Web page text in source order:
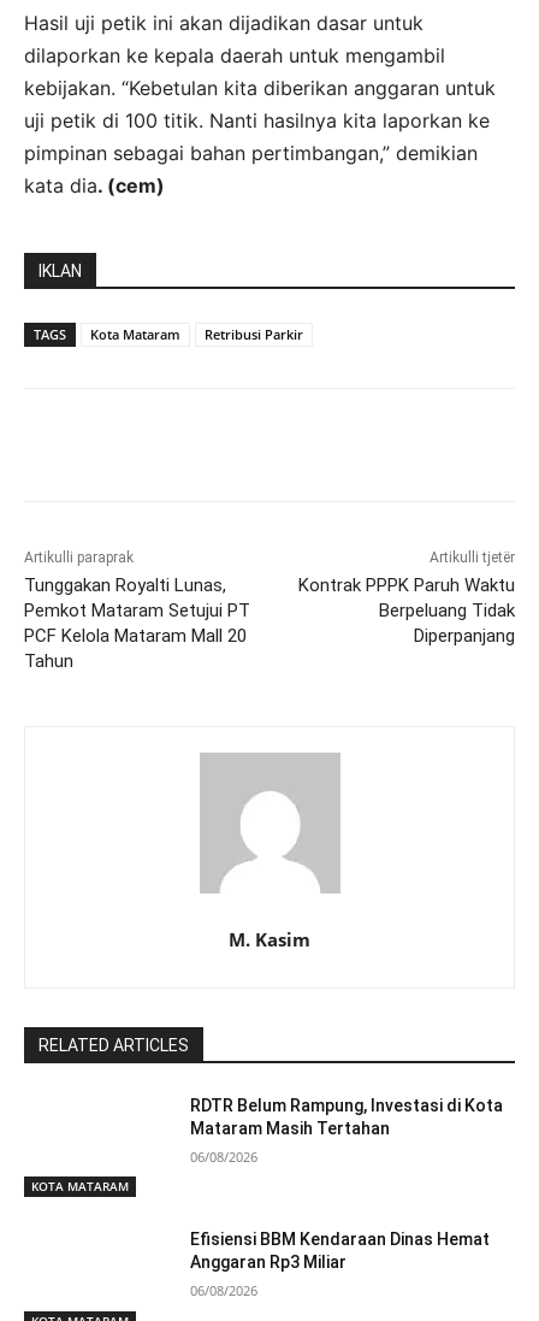
Hasil uji petik ini akan dijadikan dasar untuk
dilaporkan ke kepala daerah untuk mengambil
kebijakan. “Kebetulan kita diberikan anggaran untuk
uji petik di 100 titik. Nanti hasilnya kita laporkan ke
pimpinan sebagai bahan pertimbangan,” demikian
kata dia. (cem)
IKLAN
TAGS Kota Mataram Retribusi Parkir
Artikulli paraprak
Tunggakan Royalti Lunas,
Pemkot Mataram Setujui PT
PCF Kelola Mataram Mall 20
Tahun
Artikulli tjetër
Kontrak PPPK Paruh Waktu
Berpeluang Tidak
Diperpanjang
M. Kasim
RELATED ARTICLES
KOTA MATARAM
RDTR Belum Rampung, Investasi di Kota
Mataram Masih Tertahan
06/08/2026
Efisiensi BBM Kendaraan Dinas Hemat
Anggaran Rp3 Miliar
06/08/2026